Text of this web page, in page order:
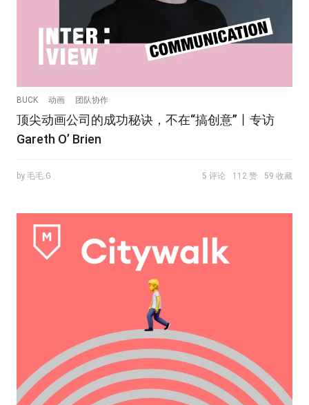
BUCK 动画 团队协作
顶尖动画公司的成功秘诀，不在“搞创意”丨专访
Gareth O’ Brien
by 毛毛.G 5 评论 112 赞 59 收藏